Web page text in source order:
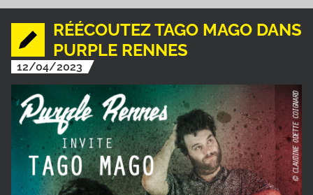
RÉÉCOUTEZ TAGO MAGO DANS
PURPLE RENNES
12/04/2023